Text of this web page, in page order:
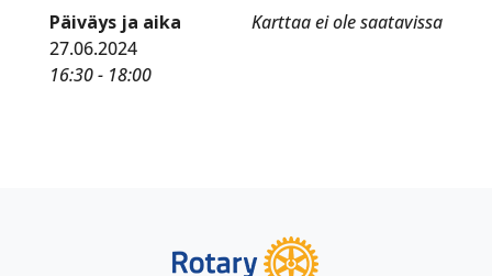
Karttaa ei ole saatavissa
Päiväys ja aika
27.06.2024
16:30 - 18:00